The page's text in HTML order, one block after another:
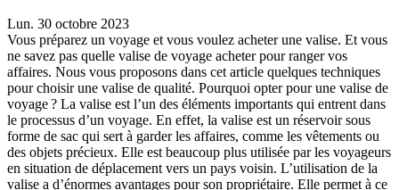
Lun. 30 octobre 2023
Vous préparez un voyage et vous voulez acheter une valise. Et vous
ne savez pas quelle valise de voyage acheter pour ranger vos
affaires. Nous vous proposons dans cet article quelques techniques
pour choisir une valise de qualité. Pourquoi opter pour une valise de
voyage ? La valise est l’un des éléments importants qui entrent dans
le processus d’un voyage. En effet, la valise est un réservoir sous
forme de sac qui sert à garder les affaires, comme les vêtements ou
des objets précieux. Elle est beaucoup plus utilisée par les voyageurs
en situation de déplacement vers un pays voisin. L’utilisation de la
valise a d’énormes avantages pour son propriétaire. Elle permet à ce